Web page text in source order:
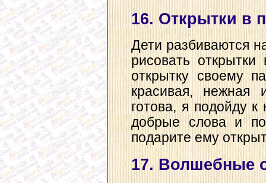
16. Открытки в
Дети разбиваются
рисовать
открытку своему
красивая, нежная
готова, я подойду
добрые слова и
подарите ему
17. Волшебные